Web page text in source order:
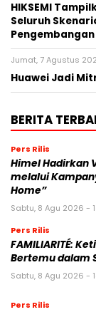
HIKSEMI
Seluruh
Jumat, 7 Agustus
Huawei Jadi
BERITA
Pers Rilis
Himel Hadirkan
melalui
Home”
Sabtu, 8 Agu 2026 -
Pers Rilis
FAMILIARITÉ:
Bertemu dalam
Sabtu, 8 Agu 2026 -
Pers Rilis